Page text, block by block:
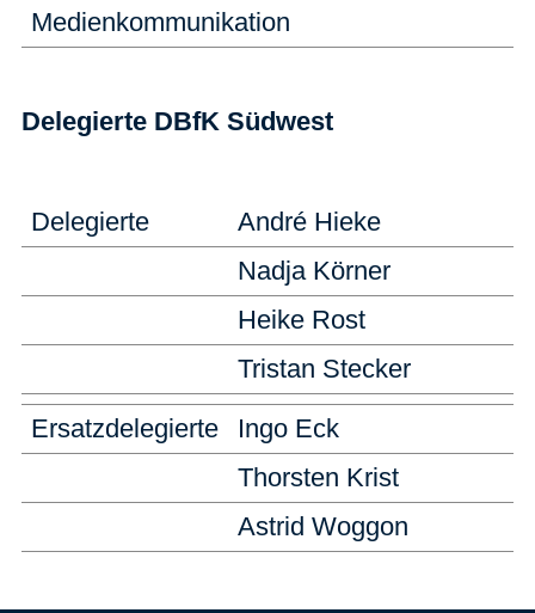
Medienkommunikation
Delegierte DBfK Südwest
Delegierte
André Hieke
Nadja Körner
Heike Rost
Tristan Stecker
Ersatzdelegierte
Ingo Eck
Thorsten Krist
Astrid Woggon